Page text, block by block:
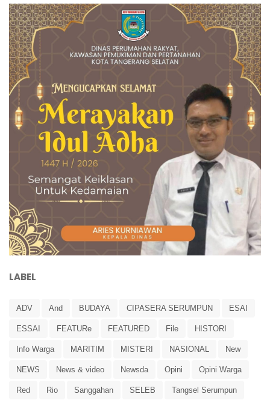
LABEL
ADV And BUDAYA CIPASERA SERUMPUN ESAI
ESSAI FEATURe FEATURED File HISTORI
Info Warga MARITIM MISTERI NASIONAL New
NEWS News & video Newsda Opini Opini Warga
Red Rio Sanggahan SELEB Tangsel Serumpun